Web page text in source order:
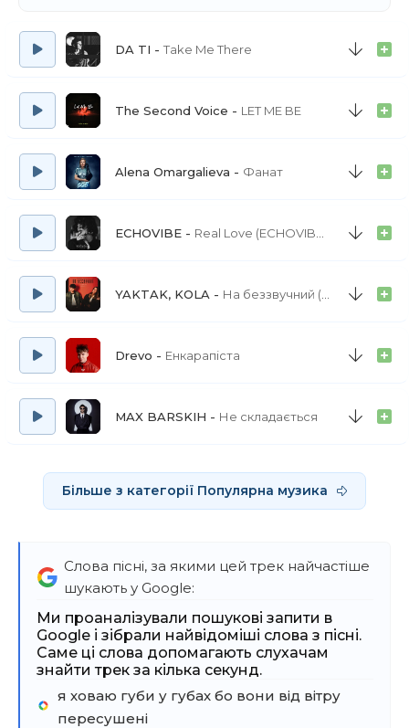
Не лишив натомість навіть номера
Просто зникнув із мого життя
Як геолокація Житомира
DA TI Take Me There
The Second Voice LET ME BE
Alena Omargalieva Фанат
ECHOVIBE Real Love (ECHOVIBE REMIX)
YAKTAK, KOLA На беззвучний (OST «МавкаСправжній Міф»)
Drevo Енкарапіста
MAX BARSKIH Не складається
Більше з категорії Популярна музика
Слова пісні, за якими цей трек найчастіше
шукають у Google:
Ми проаналізували пошукові запити в
Google і зібрали найвідоміші слова з пісні.
Саме ці слова допомагають слухачам
знайти трек за кілька секунд.
я ховаю губи у губах бо вони від вітру
пересушені